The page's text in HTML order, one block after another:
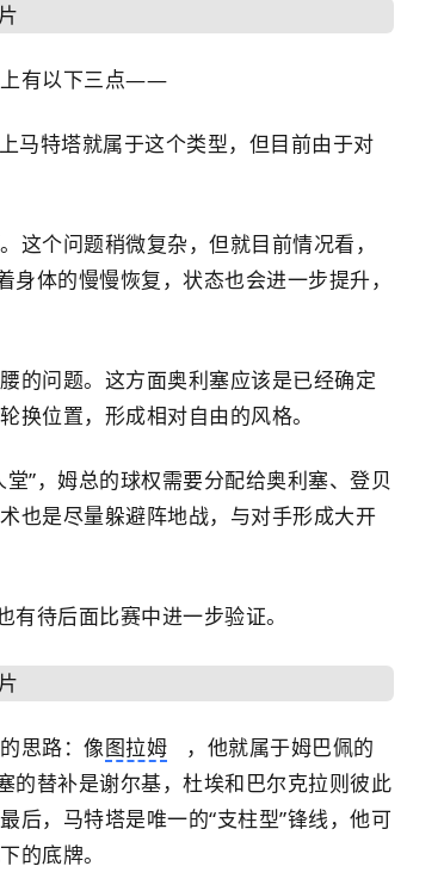
上有以下三点——
马特塔就属于这个类型，但目前由于对
这个问题稍微复杂，但就目前情况看，
体的慢慢恢复，状态也会进一步提升，
的问题。这方面奥利塞应该是已经确定
换位置，形成相对自由的风格。
”，姆总的球权需要分配给奥利塞、登贝
也是尽量躲避阵地战，与对手形成大开
待后面比赛中进一步验证。
思路： 像图拉姆
，他就属于姆巴佩的
的替补是谢尔基，杜埃和巴尔克拉则彼此
后，马特塔是唯一的“支柱型”锋线，他可
的底牌。